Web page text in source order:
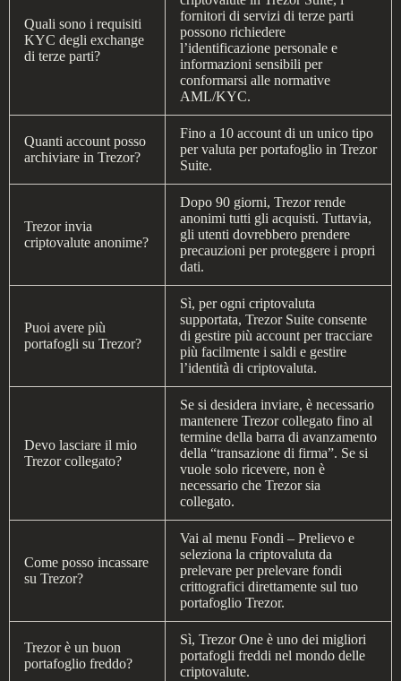
Quali sono i requisiti
KYC degli exchange
di terze parti?
fornitori di servizi di terze parti
possono richiedere
l’identificazione personale e
informazioni sensibili per
conformarsi alle normative
AML/KYC.
Quanti account posso
archiviare in Trezor?
Fino a 10 account di un unico tipo
per valuta per portafoglio in Trezor
Suite.
Trezor invia
criptovalute anonime?
Dopo 90 giorni, Trezor rende
anonimi tutti gli acquisti. Tuttavia,
gli utenti dovrebbero prendere
precauzioni per proteggere i propri
dati.
Puoi avere più
portafogli su Trezor?
Sì, per ogni criptovaluta
supportata, Trezor Suite consente
di gestire più account per tracciare
più facilmente i saldi e gestire
l’identità di criptovaluta.
Devo lasciare il mio
Trezor collegato?
Se si desidera inviare, è necessario
mantenere Trezor collegato fino al
termine della barra di avanzamento
della “transazione di firma”. Se si
vuole solo ricevere, non è
necessario che Trezor sia
collegato.
Come posso incassare
su Trezor?
Vai al menu Fondi – Prelievo e
seleziona la criptovaluta da
prelevare per prelevare fondi
crittografici direttamente sul tuo
portafoglio Trezor.
Trezor è un buon
portafoglio freddo?
Sì, Trezor One è uno dei migliori
portafogli freddi nel mondo delle
criptovalute.